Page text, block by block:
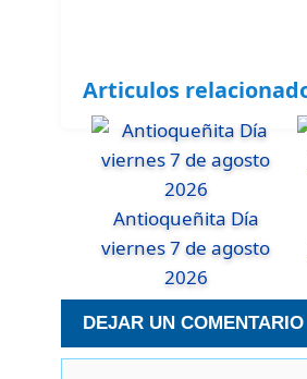
Articulos
Antioqueñita Día
viernes 7 de agosto
2026
DEJAR UN COMENTARIO